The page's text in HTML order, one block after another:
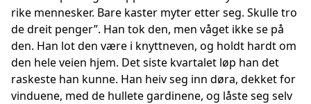
rike mennesker. Bare kaster myter etter seg. Skulle tro
de dreit penger”. Han tok den, men våget ikke se på
den. Han lot den være i knyttneven, og holdt hardt om
den hele veien hjem. Det siste kvartalet løp han det
raskeste han kunne. Han heiv seg inn døra, dekket for
vinduene, med de hullete gardinene, og låste seg selv